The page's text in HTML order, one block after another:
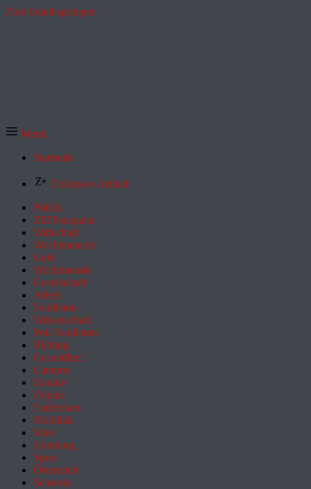
Zum Inhalt springen
Menü
Startseite
Exklusive Artikel
Politik
ZEITmagazin
Wirtschaft
Wochenmarkt
Geld
Wochenende
Gesellschaft
Arbeit
Feuilleton
Wissenschaft
Pol. Feuilleton
Bildung
Gesundheit
Campus
Familie
Digital
Entdecken
Mobilität
Sinn
Hamburg
Sport
Österreich
Schweiz